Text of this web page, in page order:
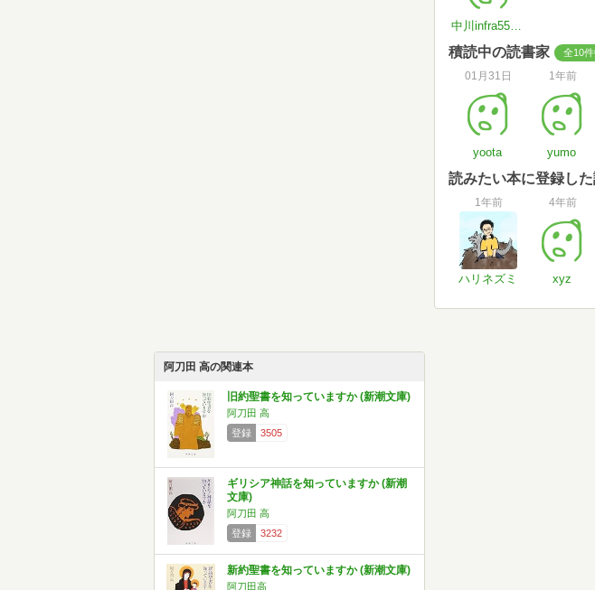
阿刀田 高の関連本
旧約聖書を知っていますか (新潮文庫)
阿刀田 高
登録
3505
ギリシア神話を知っていますか (新潮
文庫)
阿刀田 高
登録
3232
新約聖書を知っていますか (新潮文庫)
阿刀田高
中川infra55doboku
積読中の読書家 全10
01月31日
yoota
1年前
yumo
読みたい本に登録し
1年前
ハリネズミ
4年前
xyz